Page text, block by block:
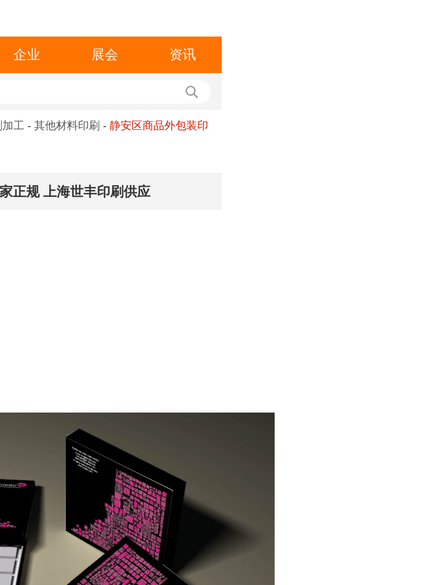
企业 展会 资讯
加工 - 其他材料印刷 - 静安区商品外包装印
正规 上海世丰印刷供应